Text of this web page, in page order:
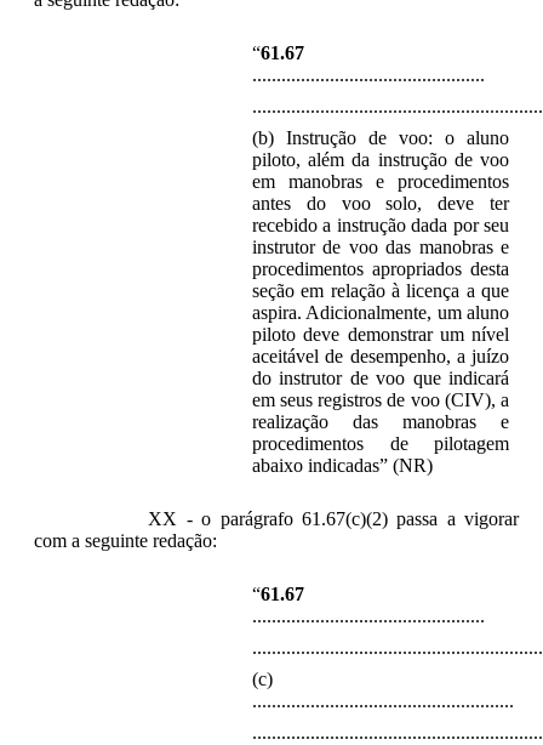
“61.67
................................................
............................................................
(b) Instrução de voo: o aluno
piloto, além da instrução de voo
em manobras e procedimentos
antes do voo solo, deve ter
recebido a instrução dada por seu
instrutor de voo das manobras e
procedimentos apropriados desta
seção em relação à licença a que
aspira. Adicionalmente, um aluno
piloto deve demonstrar um nível
aceitável de desempenho, a juízo
do instrutor de voo que indicará
em seus registros de voo (CIV), a
realização das manobras e
procedimentos de pilotagem
abaixo indicadas” (NR)
XX - o parágrafo 61.67(c)(2) passa a vigorar
com a seguinte redação:
“61.67
................................................
............................................................
(c)
......................................................
............................................................